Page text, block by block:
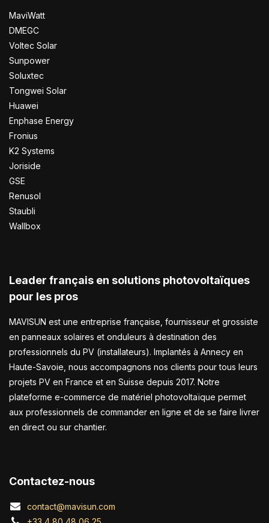
MaviWatt
DMEGC
Voltec Solar
Sunpower
Soluxtec
Tongwei Solar
Huawei
Enphase Energy
Fronius
K2 Systems
Joriside
GSE
Renusol
Staubli
Wallbox
Leader français en solutions photovoltaïques
pour les pros
MAVISUN est une entreprise française, fournisseur et grossiste
en panneaux solaires et onduleurs à destination des
professionnels du PV (installateurs). Implantés à Annecy en
Haute-Savoie, nous accompagnons nos clients pour tous leurs
projets PV en France et en Suisse depuis 2017. Notre
plateforme e-commerce de matériel photovoltaïque permet
aux professionnels de commander en ligne et de se faire livrer
en direct ou sur chantier.
Contactez-nous
contact@mavisun.com